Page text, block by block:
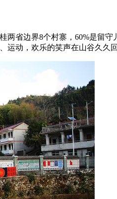
省边界8个村寨，60%是留守
运动，欢乐的笑声在山谷久久回